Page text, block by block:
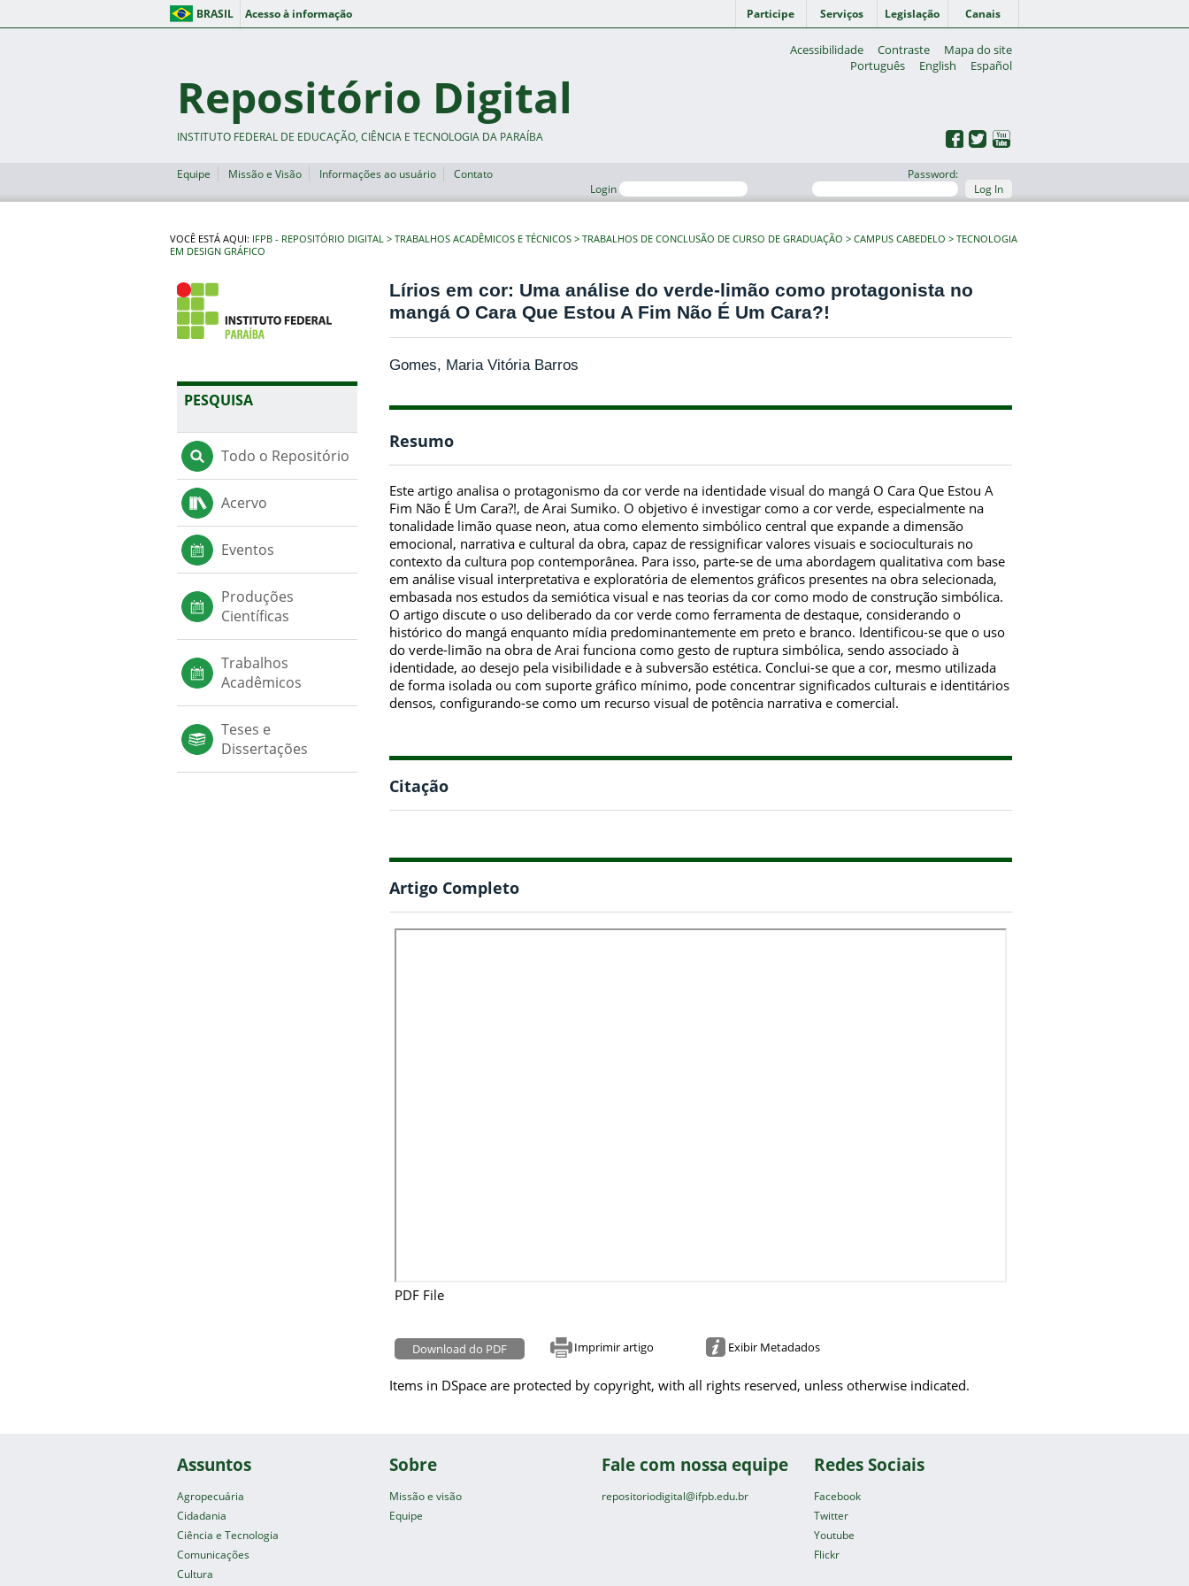
BRASIL Acesso à informação Participe Serviços Legislação Canais
Acessibilidade Contraste
Mapa do site
Português
English Español
Repositório Digital
INSTITUTO FEDERAL DE EDUCAÇÃO, CIÊNCIA E TECNOLOGIA DA PARAÍBA
Equipe Missão e Visão Informações ao usuário
Contato
Login
Password:
Log In
VOCÊ ESTÁ AQUI: IFPB - REPOSITÓRIO DIGITAL TRABALHOS ACADÊMICOS E TÉCNICOS TRABALHOS DE CONCLUSÃO DE CURSO DE GRADUAÇÃO CAMPUS CABEDELO
TECNOLOGIA
EM DESIGN GRÁFICO
PESQUISA
Todo o Repositório
Acervo
Eventos
Produções
Científicas
Trabalhos
Acadêmicos
Teses e
Dissertações
Lírios em cor: Uma análise do verde-limão como protagonista no
mangá O Cara Que Estou A Fim Não É Um Cara?!
Gomes, Maria Vitória Barros
Resumo
Este artigo analisa o protagonismo da cor verde na identidade visual do mangá O Cara Que Estou A
Fim Não É Um Cara?!, de Arai Sumiko. O objetivo é investigar como a cor verde, especialmente na
tonalidade limão quase neon, atua como elemento simbólico central que expande a dimensão
emocional, narrativa e cultural da obra, capaz de ressignificar valores visuais e socioculturais no
contexto da cultura pop contemporânea. Para isso, parte-se de uma abordagem qualitativa com base
em análise visual interpretativa e exploratória de elementos gráficos presentes na obra selecionada,
embasada nos estudos da semiótica visual e nas teorias da cor como modo de construção simbólica.
O artigo discute o uso deliberado da cor verde como ferramenta de destaque, considerando o
histórico do mangá enquanto mídia predominantemente em preto e branco. Identificou-se que o uso
do verde-limão na obra de Arai funciona como gesto de ruptura simbólica, sendo associado à
identidade, ao desejo pela visibilidade e à subversão estética. Conclui-se que a cor, mesmo utilizada
de forma isolada ou com suporte gráfico mínimo, pode concentrar significados culturais e identitários
densos, configurando-se como um recurso visual de potência narrativa e comercial.
Citação
Artigo Completo
PDF File
Download do PDF Imprimir artigo Exibir Metadados
Items in DSpace are protected by copyright, with all rights reserved, unless otherwise indicated.
Assuntos
Agropecuária
Cidadania
Ciência e Tecnologia
Comunicações
Cultura
Sobre
Missão e visão
Equipe
Fale com nossa equipe
repositoriodigital@ifpb.edu.br
Redes Sociais
Facebook
Twitter
Youtube
Flickr